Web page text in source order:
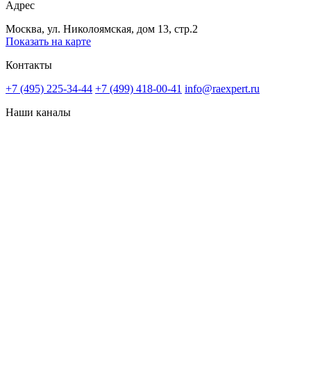
Адрес
Москва, ул. Николоямская, дом 13, стр.2
Показать на карте
Контакты
+7 (495) 225-34-44 +7 (499) 418-00-41 info@raexpert.ru
Наши каналы